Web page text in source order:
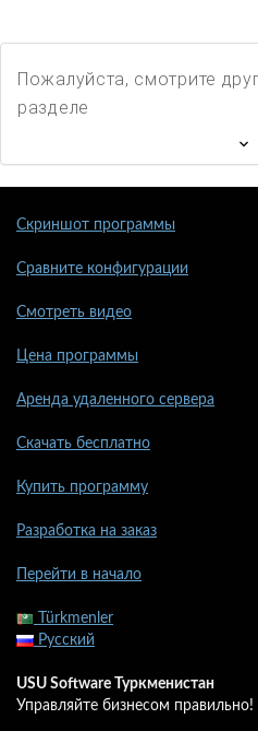
Пожалуйста, смотрите
разделе
Скриншот программы
Сравните конфигурации
Смотреть видео
Цена программы
Аренда удаленного сервера
Скачать бесплатно
Купить программу
Разработка на заказ
Перейти в начало
Türkmenler
Русский
USU Software Туркменистан
Управляйте бизнесом правильно!